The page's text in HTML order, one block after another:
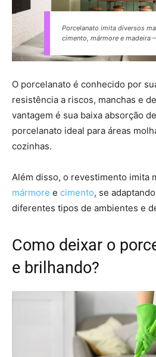
Porcelanato imita diversos
cimento, mármore e madeira
O porcelanato é conhecido por
resistência a riscos, manchas e
vantagem é sua baixa absorção
porcelanato ideal para áreas
cozinhas.
Além disso, o revestimento imita
mármore e cimento, se
diferentes tipos de ambientes e
Como deixar o
e brilhando?